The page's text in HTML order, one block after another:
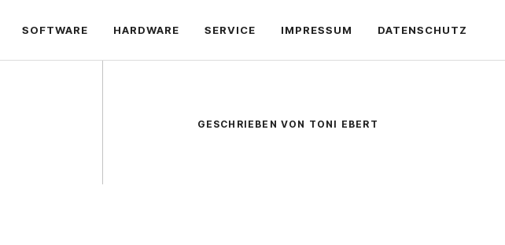
SOFTWARE HARDWARE SERVICE IMPRESSUM DATENSCHUTZ
GESCHRIEBEN VON TONI EBERT